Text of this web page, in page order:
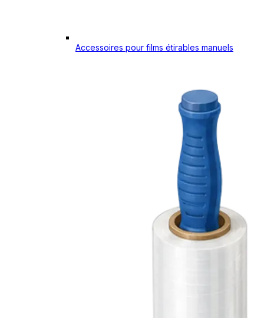
Accessoires pour films étirables manuels